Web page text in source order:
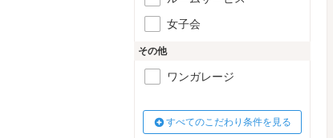
女子会
その他
ワンガレージ
すべてのこだわり条件を見る